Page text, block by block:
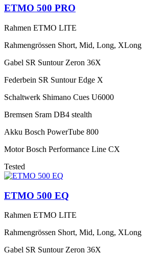
ETMO 500 PRO
Rahmen ETMO LITE
Rahmengrössen Short, Mid, Long, XLong
Gabel SR Suntour Zeron 36X
Federbein SR Suntour Edge X
Schaltwerk Shimano Cues U6000
Bremsen Sram DB4 stealth
Akku Bosch PowerTube 800
Motor Bosch Performance Line CX
Tested
ETMO 500 EQ
Rahmen ETMO LITE
Rahmengrössen Short, Mid, Long, XLong
Gabel SR Suntour Zeron 36X